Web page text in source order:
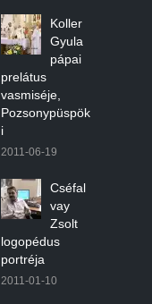
Koller
Gyula
pápai
prelátus
vasmiséje,
Pozsonypüspök
i
2011-06-19
Cséfal
vay
Zsolt
logopédus
portréja
2011-01-10